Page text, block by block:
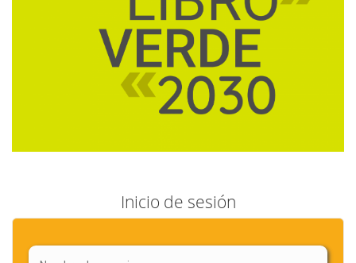
Inicio de sesión